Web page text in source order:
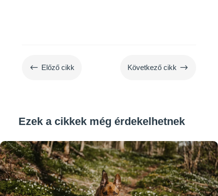
# Előző cikk Következő cikk $
Ezek a cikkek még érdekelhetnek